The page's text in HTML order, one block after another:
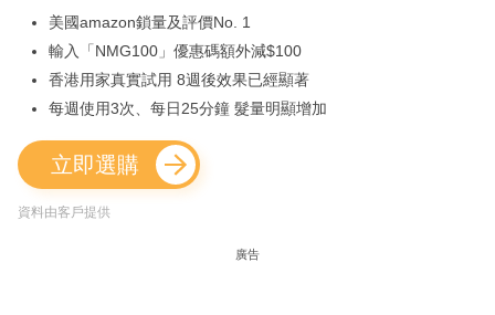
美國amazon鎖量及評價No. 1
輸入「NMG100」優惠碼額外減$100
香港用家真實試用 8週後效果已經顯著
每週使用3次、每日25分鐘 髮量明顯增加
立即選購
資料由客戶提供
廣告